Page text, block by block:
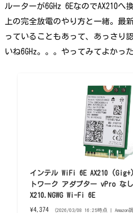
ルーターが6GHz 6EなのでAX210へ
上の完全放電のやり方と一緒。最
っていることもあって、あっさり
いね6GHz。。。やってみてよかった
インテル WiFi 6E AX210
トワーク アダプター vPro な
X210.NGWG Wi-Fi 6E
¥4,374 （2026/03/08 16:25時点 | Amazon調